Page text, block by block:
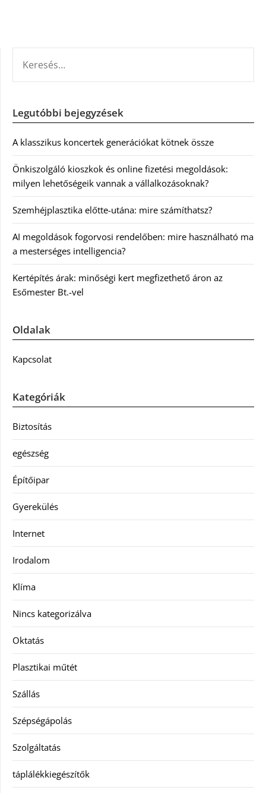
Legutóbbi bejegyzések
A klasszikus koncertek generációkat kötnek össze
Önkiszolgáló kioszkok és online fizetési megoldások:
milyen lehetőségeik vannak a vállalkozásoknak?
Szemhéjplasztika előtte-utána: mire számíthatsz?
AI megoldások fogorvosi rendelőben: mire használható ma
a mesterséges intelligencia?
Kertépítés árak: minőségi kert megfizethető áron az
Esőmester Bt.-vel
Oldalak
Kapcsolat
Kategóriák
Biztosítás
egészség
Építőipar
Gyerekülés
Internet
Irodalom
Klíma
Nincs kategorizálva
Oktatás
Plasztikai műtét
Szállás
Szépségápolás
Szolgáltatás
táplálékkiegészítők